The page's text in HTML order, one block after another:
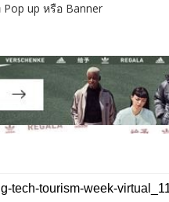
Pop up หรือ Banner